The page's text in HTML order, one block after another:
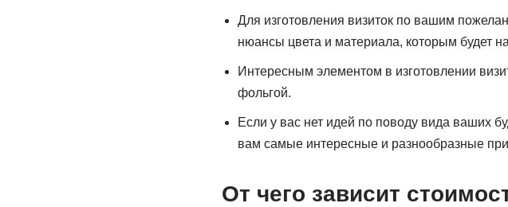
Для изготовления визиток по вашим
нюансы цвета и материала, которым будет
Интересным элементом в изготовлении
фольгой.
Если у вас нет идей по поводу вида ваших
вам самые интересные и разнообразные
От чего зависит